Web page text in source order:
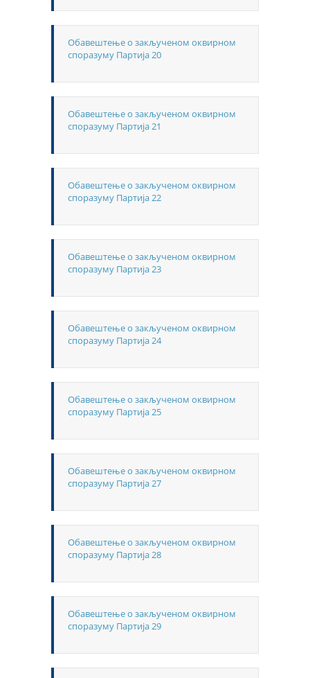
Обавештење о закљученом оквирном
споразуму Партија 20
Обавештење о закљученом оквирном
споразуму Партија 21
Обавештење о закљученом оквирном
споразуму Партија 22
Обавештење о закљученом оквирном
споразуму Партија 23
Обавештење о закљученом оквирном
споразуму Партија 24
Обавештење о закљученом оквирном
споразуму Партија 25
Обавештење о закљученом оквирном
споразуму Партија 27
Обавештење о закљученом оквирном
споразуму Партија 28
Обавештење о закљученом оквирном
споразуму Партија 29